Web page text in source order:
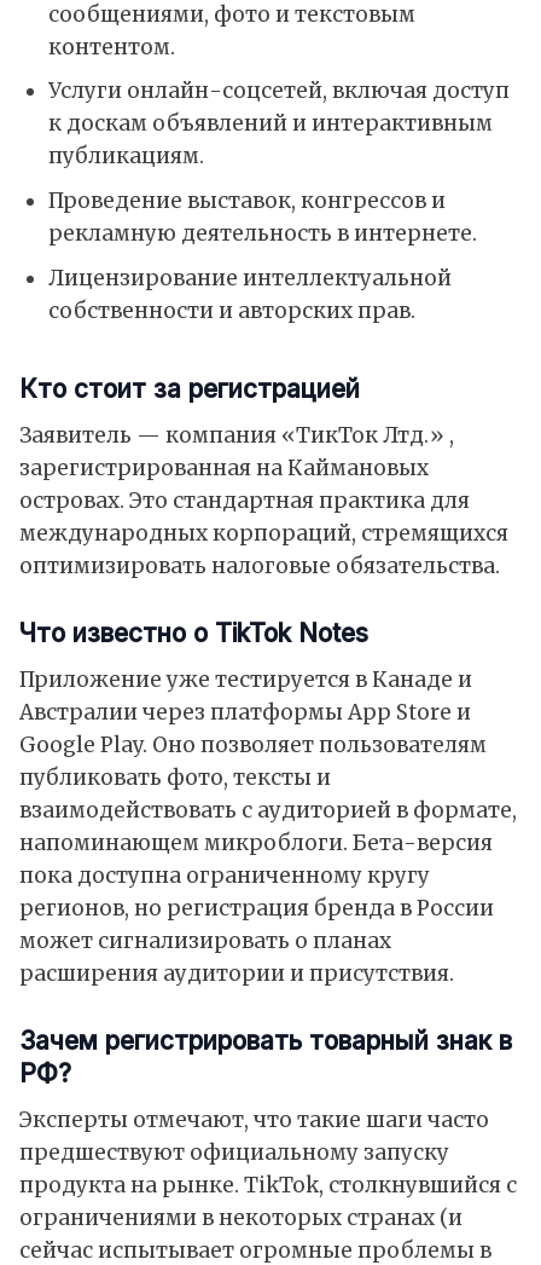
сообщениями, фото и текстовым
контентом.
Услуги онлайн-соцсетей, включая доступ
к доскам объявлений и интерактивным
публикациям.
Проведение выставок, конгрессов и
рекламную деятельность в интернете.
Лицензирование интеллектуальной
собственности и авторских прав.
Кто стоит за регистрацией
Заявитель — компания «ТикТок Лтд.» ,
зарегистрированная на Каймановых
островах. Это стандартная практика для
международных корпораций, стремящихся
оптимизировать налоговые обязательства.
Что известно о TikTok Notes
Приложение уже тестируется в Канаде и
Австралии через платформы App Store и
Google Play. Оно позволяет пользователям
публиковать фото, тексты и
взаимодействовать с аудиторией в формате,
напоминающем микроблоги. Бета-версия
пока доступна ограниченному кругу
регионов, но регистрация бренда в России
может сигнализировать о планах
расширения аудитории и присутствия.
Зачем регистрировать товарный знак в
РФ?
Эксперты отмечают, что такие шаги часто
предшествуют официальному запуску
продукта на рынке. TikTok, столкнувшийся с
ограничениями в некоторых странах (и
сейчас испытывает огромные проблемы в